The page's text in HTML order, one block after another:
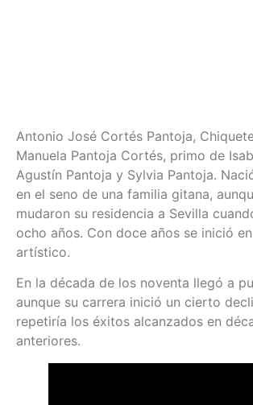
Antonio José Cortés Pantoja,
Manuela Pantoja Cortés, primo de
Agustín Pantoja y Sylvia Pantoja.
en el seno de una familia gitana,
mudaron su residencia a Sevilla
ocho años. Con doce años se inició
artístico.
En la década de los noventa llegó a
aunque su carrera inició un cierto
repetiría los éxitos alcanzados en
anteriores.